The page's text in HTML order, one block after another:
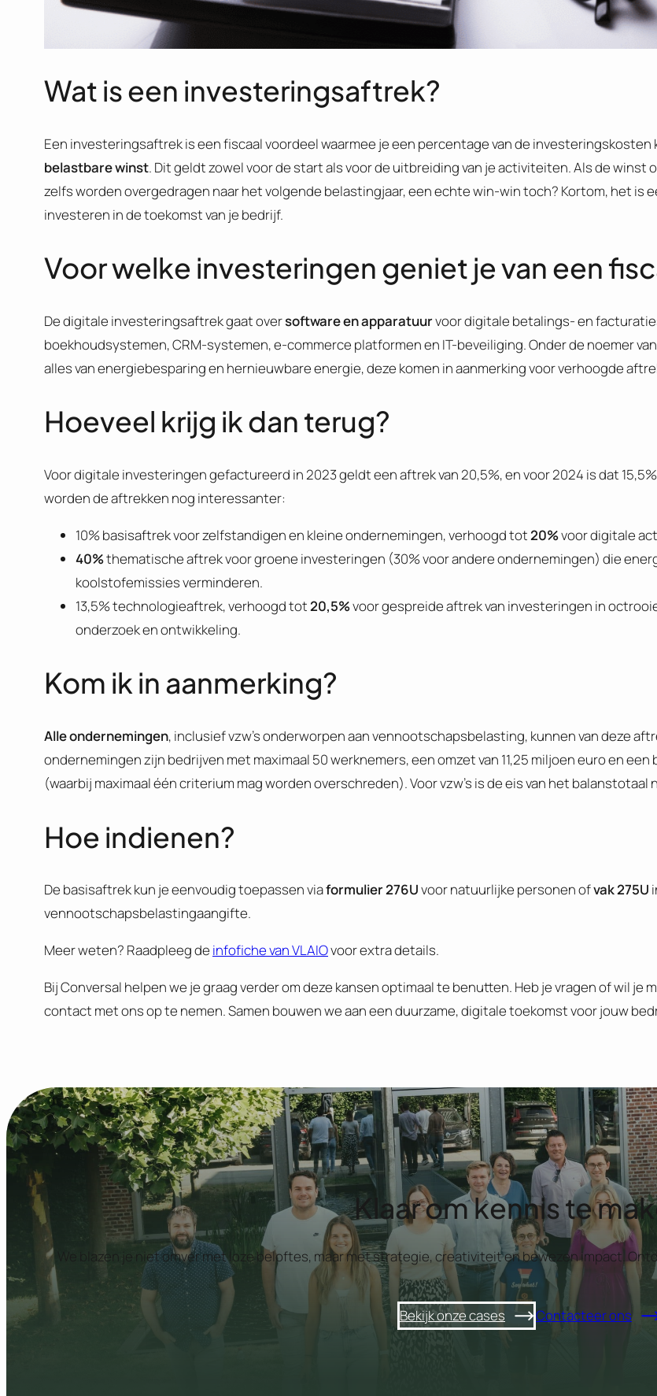
Wat is een investeringsaftrek?
Een investeringsaftrek is een fiscaal voordeel waarmee je een percentage van de investeringskosten
belastbare winst. Dit geldt zowel voor de start als voor de uitbreiding van je activiteiten. Als de winst
zelfs worden overgedragen naar het volgende belastingjaar, een echte win-win toch? Kortom, het is
investeren in de toekomst van je bedrijf.
Voor welke investeringen geniet je van een
De digitale investeringsaftrek gaat oversoftware en apparatuurvoor digitale betalings- en
boekhoudsystemen, CRM-systemen, e-commerce platformen en IT-beveiliging. Onder de noemer van
alles van energiebesparing en hernieuwbare energie, deze komen in aanmerking voor verhoogde
Hoeveel krijg ik dan terug?
Voor digitale investeringen gefactureerd in 2023 geldt een aftrek van 20,5%, en voor 2024 is dat
worden de aftrekken nog interessanter:
10% basisaftrek voor zelfstandigen en kleine ondernemingen, verhoogd tot20%voor digitale
40%thematische aftrek voor groene investeringen (30% voor andere ondernemingen) die
koolstofemissies verminderen.
13,5% technologieaftrek, verhoogd tot20,5%voor gespreide aftrek van investeringen in
onderzoek en ontwikkeling.
Kom ik in aanmerking?
Alle ondernemingen, inclusief vzw’s onderworpen aan vennootschapsbelasting, kunnen van deze
ondernemingen zijn bedrijven met maximaal 50 werknemers, een omzet van 11,25 miljoen euro en
(waarbij maximaal één criterium mag worden overschreden). Voor vzw’s is de eis van het balanstotaal
Hoe indienen?
De basisaftrek kun je eenvoudig toepassen viaformulier 276Uvoor natuurlijke personen ofvak 275U
vennootschapsbelastingaangifte.
Meer weten? Raadpleeg de infofiche van VLAIOvoor extra details.
Bij Conversal helpen we je graag verder om deze kansen optimaal te benutten. Heb je vragen of wil je
contact met ons op te nemen. Samen bouwen we aan een duurzame, digitale toekomst voor jouw
Klaar om kennis te
We blazen je niet omver met loze beloftes, maar met strategie, creativiteit en bewezen impact.
Bekijk onze cases Contacteer ons